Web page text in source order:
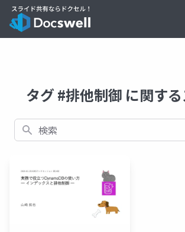
タグ #排他制御 に関す
検索